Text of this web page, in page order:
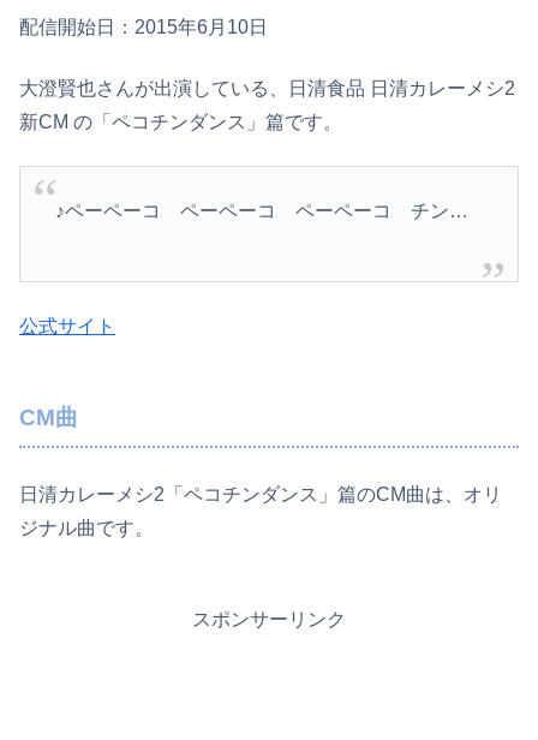
配信開始日：2015年6月10日
大澄賢也さんが出演している、日清食品 日清カレーメシ2
新CM の「ペコチンダンス」篇です。
♪ペーペーコ ペーペーコ ペーペーコ チン…
公式サイト
CM曲
日清カレーメシ2「ペコチンダンス」篇のCM曲は、オリ
ジナル曲です。
スポンサーリンク